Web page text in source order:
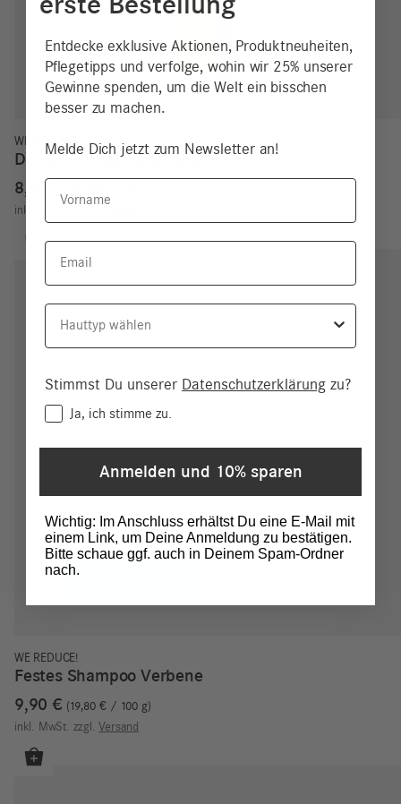
WE REDUCE!
Deo Stick Fresh Liberation
8,90
inkl. MwSt.
WE REDUCE!
Festes Shampoo Verbene
9,90 € 19,80€ / 100 g
inkl. MwSt. zzgl. Versand
Entdecke exklusive Aktionen, Produktneuheiten,
Pflegetipps und verfolge, wohin wir 25% unserer
Gewinne spenden, um die Welt ein bisschen
besser zu machen.
Melde Dich jetzt zum Newsletter an!
Vorname
Email
Hauttyp
Stimmst Du unserer Datenschutzerklärung zu?
ConsentJa, ich stimme zu.
Anmelden und 10% sparen
Wichtig: Im Anschluss erhältst Du eine E-Mail mit
einem Link, um Deine Anmeldung zu bestätigen.
Bitte schaue ggf. auch in Deinem Spam-Ordner
nach.